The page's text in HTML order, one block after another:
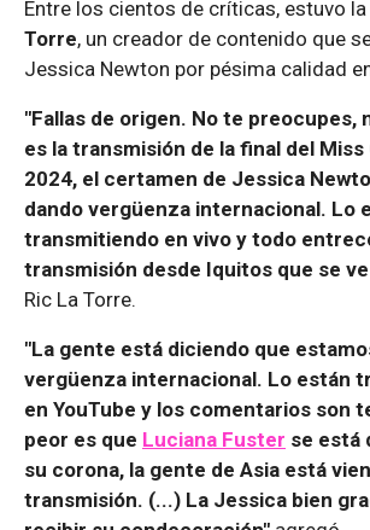
Entre los cientos de críticas, estuvo
Torre, un creador de contenido que
Jessica Newton por pésima calidad
"Fallas de origen. No te preocupes,
es la transmisión de la final del Miss
2024, el certamen de Jessica
dando vergüenza internacional. Lo
transmitiendo en vivo y todo
transmisión desde Iquitos que se
Ric La Torre.
"La gente está diciendo que
vergüenza internacional. Lo están
en YouTube y los comentarios son
peor es que Luciana Fuster se está
su corona, la gente de Asia está
transmisión. (...) La Jessica bien